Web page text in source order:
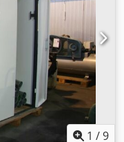
x 600 mm (150
V=1600 mm -
1 /9